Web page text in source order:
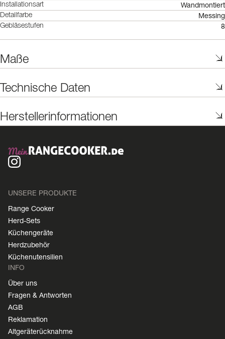
Installationsart Wandmontiert
Detailfarbe Messing
Gebläsestufen 8
Maße
Technische Daten
Herstellerinformationen
UNSERE PRODUKTE
Range Cooker
Herd-Sets
Küchengeräte
Herdzubehör
Küchenutensilien
INFO
Über uns
Fragen & Antworten
AGB
Reklamation
Altgeräterücknahme